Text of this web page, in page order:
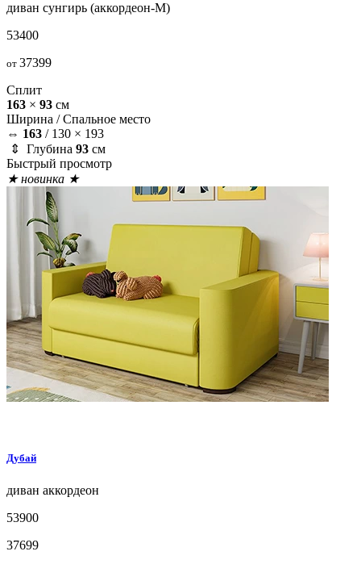
диван сунгирь (аккордеон-М)
53400
от 37399
Сплит
163 × 93 см
Ширина /Спальное место
⇔ 163 / 130 × 193
⇕ Глубина 93 см
Быстрый просмотр
★ новинка ★
Дубай
диван аккордеон
53900
37699